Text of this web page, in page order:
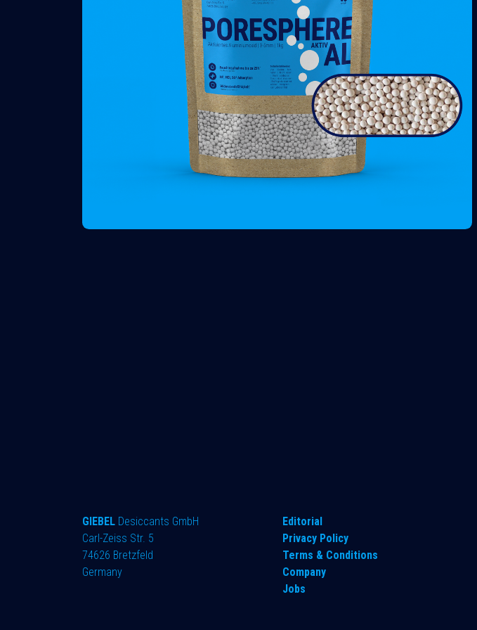
GIEBEL Desiccants GmbH
Carl-Zeiss Str. 5
74626 Bretzfeld
Germany
​Editorial
Privacy Policy
Terms & Conditions
Company
Jobs